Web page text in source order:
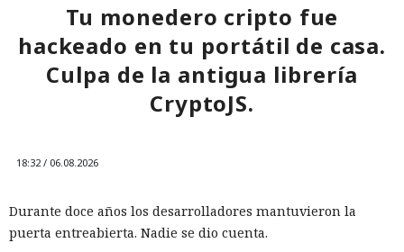
Tu monedero cripto fue
hackeado en tu portátil de casa.
Culpa de la antigua librería
CryptoJS.
18:32 / 06.08.2026
Durante doce años los desarrolladores mantuvieron la
puerta entreabierta. Nadie se dio cuenta.